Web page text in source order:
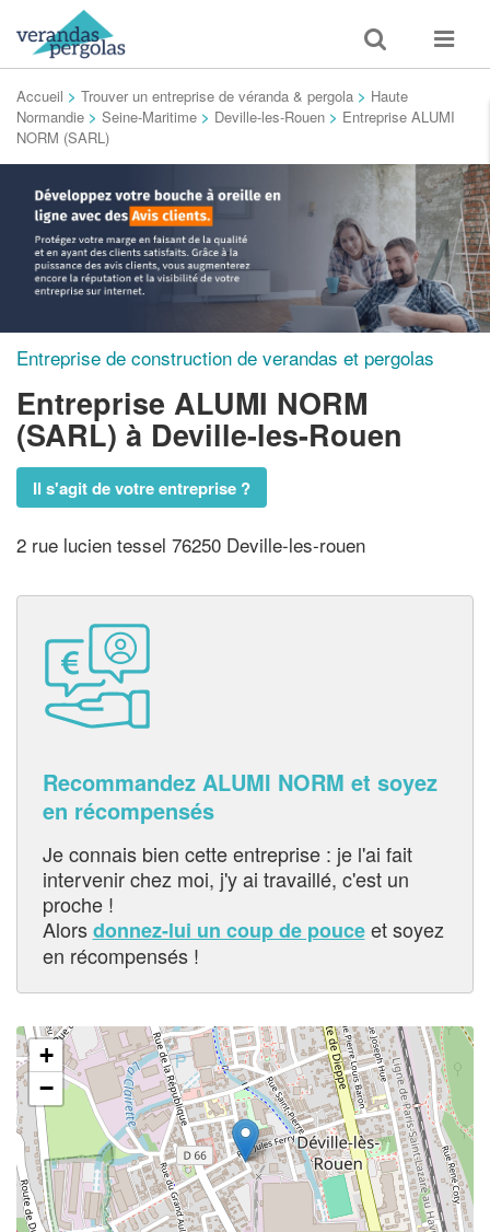
Toggle
search
Toggle
Accueil > Trouver un entreprise de véranda & pergola > Haute
Normandie > Seine-Maritime > Deville-les-Rouen > Entreprise ALUMI
NORM (SARL)
Entreprise de construction de verandas et pergolas
Entreprise ALUMI NORM
(SARL) à Deville-les-Rouen
Il s'agit de votre entreprise ?
2 rue lucien tessel 76250 Deville-les-rouen
Recommandez ALUMI NORM et soyez
en récompensés
Je connais bien cette entreprise : je l'ai fait
intervenir chez moi, j'y ai travaillé, c'est un
proche !
Alorsdonnez-lui un coup de pouceet soyez
en récompensés !
+
−